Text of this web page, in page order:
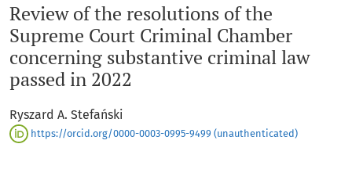
Review of the resolutions of the
Supreme Court Criminal Chamber
concerning substantive criminal law
passed in 2022
Ryszard A. Stefański
https://orcid.org/0000-0003-0995-9499 (unauthenticated)